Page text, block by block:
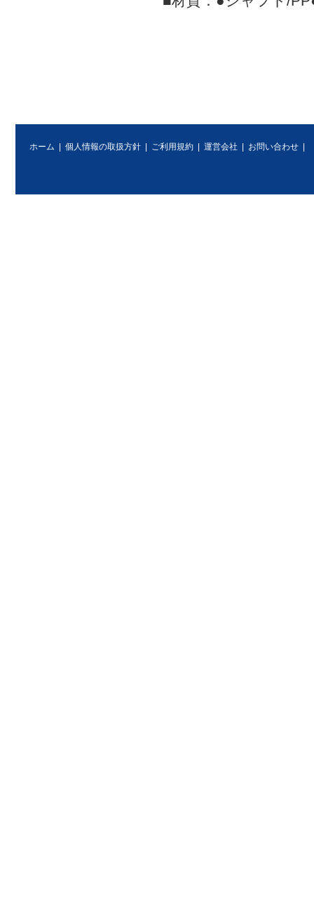
ホーム 個人情報の取扱方針 ご利用規約 運営会社 お問い合わせ